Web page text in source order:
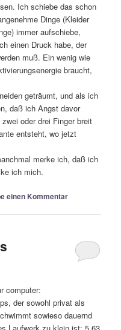
Ich schiebe das schon
Dinge (Kleider
immer aufschiebe,
einen Druck habe, der
muß. Ein wenig wie
braucht,
geträumt, und als ich
daß ich Angst davor
oder drei Finger breit
entsteht, wo jetzt
merke ich, daß ich
ich mich.
einen Kommentar
computer:
der sowohl privat als
sowieso dauernd